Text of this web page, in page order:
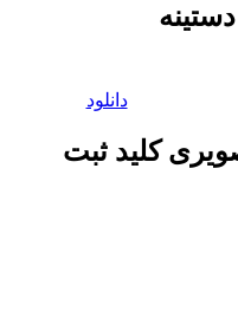
دانلود
کلید ثبت